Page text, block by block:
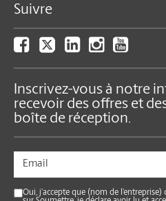
Suivre
Inscrivez-vous à notre
recevoir des offres et
boîte de réception.
Oui, j’accepte que (nom de